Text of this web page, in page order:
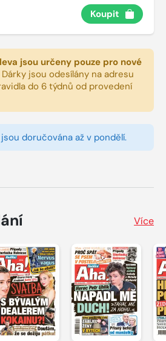
Koupit
jsou určeny pouze pro nové
Dárky jsou odesílány na adresu
do 6 týdnů od provedení
doručována až v pondělí.
Více